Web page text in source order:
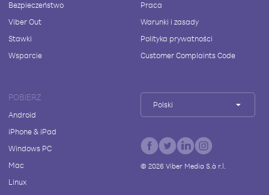
Bezpieczeństwo
Viber Out
Stawki
Wsparcie
Praca
Warunki i zasady
Polityka prywatności
Customer Complaints Code
POBIERZ
Android
iPhone & iPad
Windows PC
Mac
Linux
Polski
© 2026Viber Media S.à r.l.